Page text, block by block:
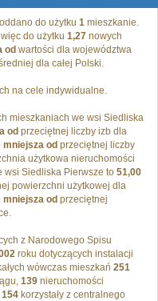
do użytku 1 mieszkanie.
do użytku 1,27 nowych
od wartości dla województwa
dla całej Polski.
na cele indywidualne.
mieszkaniach we wsi Siedliska
od przeciętnej liczby izb dla
mniejsza od przeciętnej liczby
użytkowa nieruchomości
wsi Siedliska Pierwsze to 51,00
powierzchni użytkowej dla
mniejsza od przeciętnej
z Narodowego Spisu
roku dotyczących instalacji
wówczas mieszkań 251
139 nieruchomości
154 korzystały z centralnego